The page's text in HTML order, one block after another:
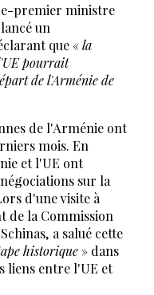
premier ministre
un
que «la
pourrait
de l'Arménie de
de l'Arménie ont
mois. En
et l'UE ont
sur la
d'une visite à
de la Commission
a salué cette
historique» dans
liens entre l'UE et